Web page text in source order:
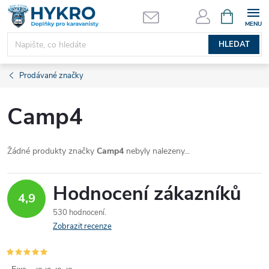
Přejít
obsah
HLEDAT
NÁKUPNÍ
KOŠÍK
Prodávané značky
Camp4
Žádné produkty značky Camp4 nebyly nalezeny...
4,9 Hodnocení zákazníků
530 hodnocení
Zobrazit recenze